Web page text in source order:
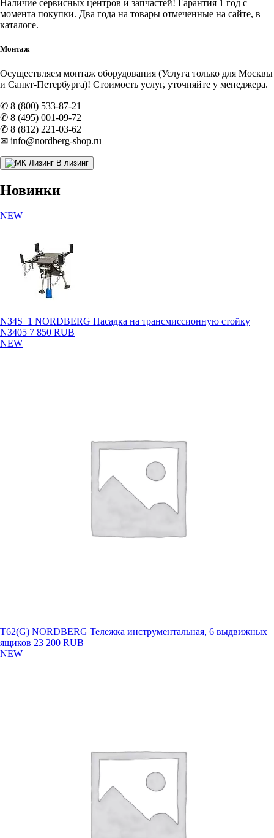
Наличие сервисных центров и запчастей! Гарантия 1 год с
момента покупки. Два года на товары отмеченные на сайте, в
каталоге.
Монтаж
Осуществляем монтаж оборудования (Услуга только для Москвы
и Санкт-Петербурга)! Стоимость услуг, уточняйте у менеджера.
✆ 8 (800) 533-87-21
✆ 8 (495) 001-09-72
✆ 8 (812) 221-03-62
✉ info@nordberg-shop.ru
В лизинг
Новинки
NEW
N34S_1 NORDBERG Насадка на трансмиссионную стойку
N3405 7 850 RUB
NEW
T62(G) NORDBERG Тележка инструментальная, 6 выдвижных
ящиков 23 200 RUB
NEW